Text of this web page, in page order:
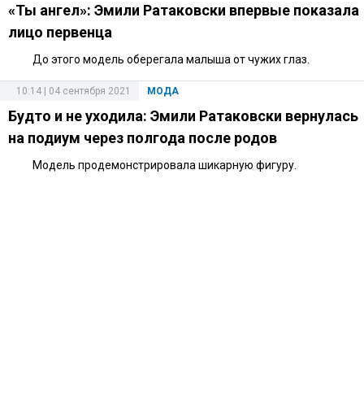
«Ты ангел»: Эмили Ратаковски впервые показала
лицо первенца
До этого модель оберегала малыша от чужих глаз.
МОДА
10:14 | 04 сентября 2021
Будто и не уходила: Эмили Ратаковски вернулась
на подиум через полгода после родов
Модель продемонстрировала шикарную фигуру.